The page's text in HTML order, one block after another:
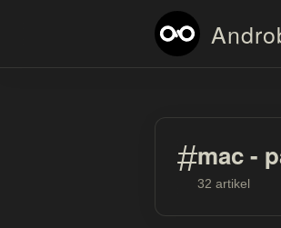
#mac -
32 artikel